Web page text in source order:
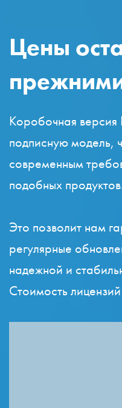
Цены
Коробочная
подписную модель,
современным
подобных
Это позволит нам
регулярные
надежной и
Стоимость